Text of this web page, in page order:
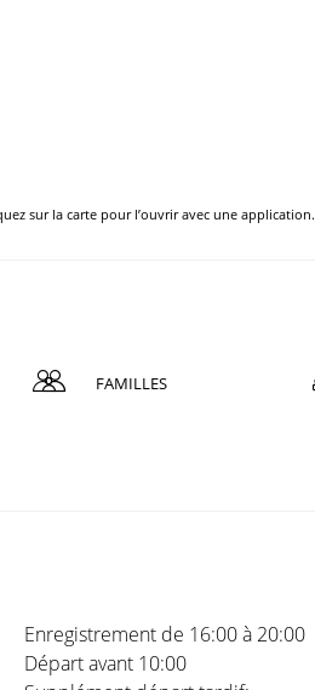
sur la carte pour l’ouvrir avec une application.
FAMILLES
Enregistrement de 16:00 à 20:00
Départ avant 10:00